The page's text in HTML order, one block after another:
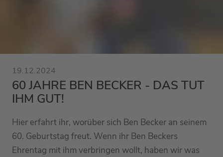
19.12.2024
60 JAHRE BEN BECKER - DAS TUT
IHM GUT!
Hier erfahrt ihr, worüber sich Ben Becker an seinem
60. Geburtstag freut. Wenn ihr Ben Beckers
Ehrentag mit ihm verbringen wollt, haben wir was